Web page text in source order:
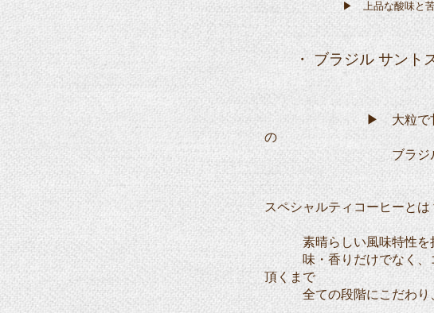
▶ 上品な酸味と苦味に
・ ブラジル サントス
▶ 大粒で甘みがあり
の
ブラジルコ
スペシャルティコーヒーとは
素晴らしい風味特性を持
味・香りだけでなく、コ
頂くまで
全ての段階にこだわり、